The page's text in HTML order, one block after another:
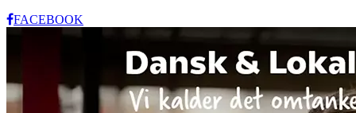
FACEBOOK